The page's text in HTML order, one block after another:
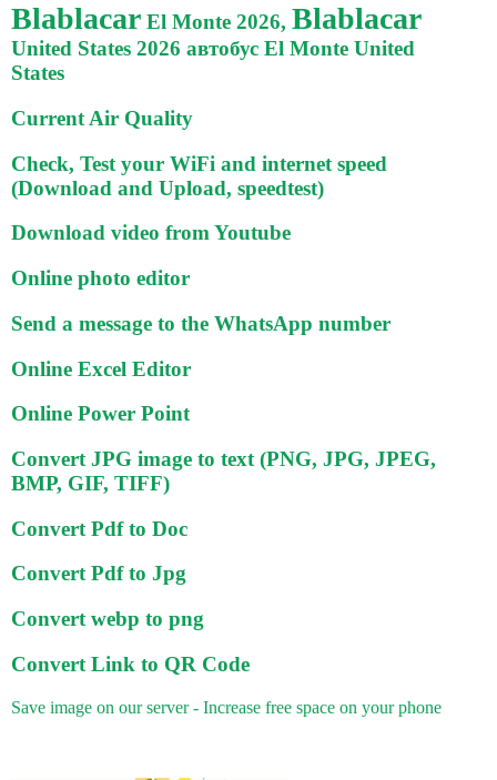
Blablacar El Monte 2026, Blablacar
United States 2026 автобус El Monte United
States
Current Air Quality
Check, Test your WiFi and internet speed
(Download and Upload, speedtest)
Download video from Youtube
Online photo editor
Send a message to the WhatsApp number
Online Excel Editor
Online Power Point
Convert JPG image to text (PNG, JPG, JPEG,
BMP, GIF, TIFF)
Convert Pdf to Doc
Convert Pdf to Jpg
Convert webp to png
Convert Link to QR Code
Save image on our server - Increase free space on your phone